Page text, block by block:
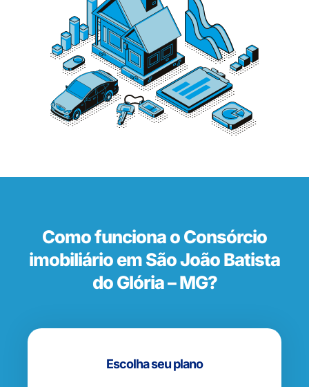
Como funciona o Consórcio
imobiliário em São João Batista
do Glória – MG?
Escolha seu plano